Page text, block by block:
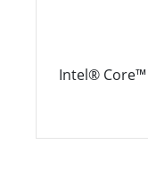
Intel® Core™